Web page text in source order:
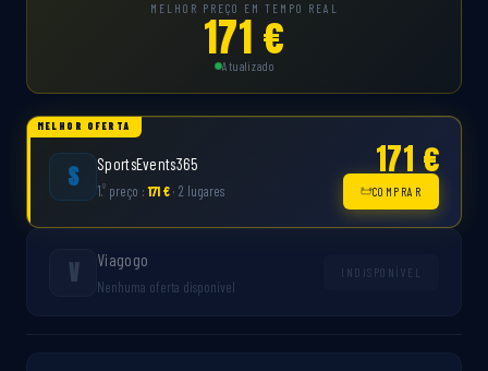
MELHOR PREÇO EM TEMPO REAL
171 €
Atualizado
MELHOR OFERTA
S SportsEvents365
1.º preço :171 €· 2 lugares
171 €
COMPRAR
V Viagogo
Nenhuma oferta disponível
INDISPONÍVEL